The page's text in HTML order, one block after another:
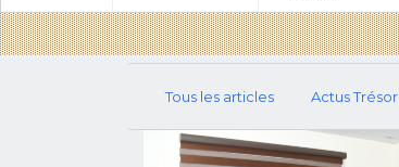
Tous les articles Actus Trésor